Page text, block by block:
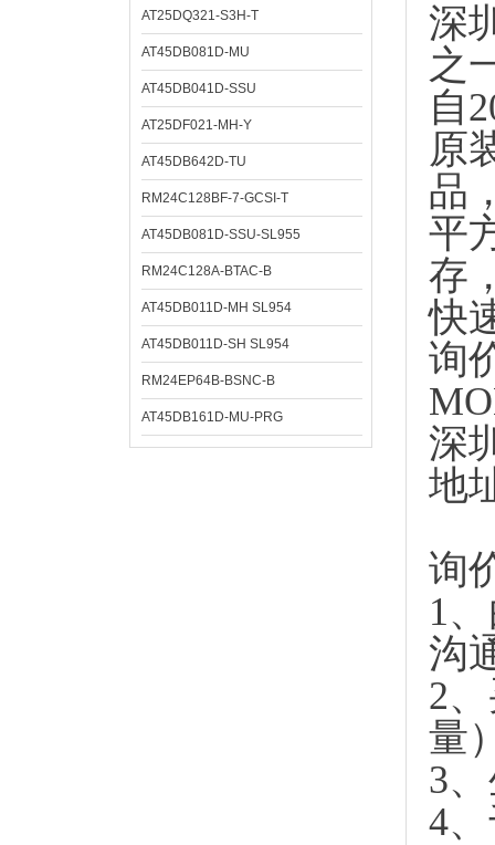
AT25DQ321-S3H-T
AT45DB081D-MU
AT45DB041D-SSU
AT25DF021-MH-Y
AT45DB642D-TU
RM24C128BF-7-GCSI-T
AT45DB081D-SSU-SL955
RM24C128A-BTAC-B
AT45DB011D-MH SL954
AT45DB011D-SH SL954
RM24EP64B-BSNC-B
AT45DB161D-MU-PRG
深
之
自
原
品
平
存
快
询
深
地
询
1
沟
2
量
3
4